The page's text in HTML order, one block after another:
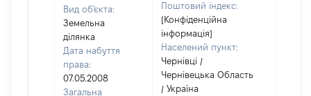
Вид об'єкта:
Земельна
ділянка
Дата набуття
права:
07.05.2008
Загальна
Поштовий індекс:
[Конфіденційна
інформація]
Населений пункт:
Чернівці /
Чернівецька Область
/ Україна